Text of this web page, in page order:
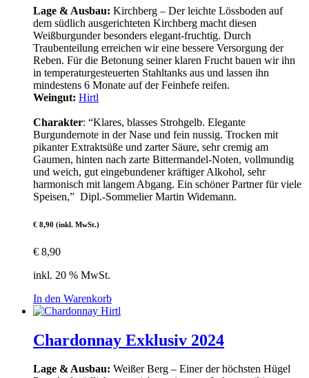
Lage & Ausbau: Kirchberg – Der leichte Lössboden auf
dem südlich ausgerichteten Kirchberg macht diesen
Weißburgunder besonders elegant-fruchtig. Durch
Traubenteilung erreichen wir eine bessere Versorgung der
Reben. Für die Betonung seiner klaren Frucht bauen wir ihn
in temperaturgesteuerten Stahltanks aus und lassen ihn
mindestens 6 Monate auf der Feinhefe reifen.
Weingut: Hirtl
Charakter: “Klares, blasses Strohgelb. Elegante
Burgundernote in der Nase und fein nussig. Trocken mit
pikanter Extraktsüße und zarter Säure, sehr cremig am
Gaumen, hinten nach zarte Bittermandel-Noten, vollmundig
und weich, gut eingebundener kräftiger Alkohol, sehr
harmonisch mit langem Abgang. Ein schöner Partner für viele
Speisen,” Dipl.-Sommelier Martin Widemann.
€ 8,90 (inkl. MwSt.)
€ 8,90
inkl. 20 % MwSt.
In den Warenkorb
Chardonnay Exklusiv 2024
Lage & Ausbau: Weißer Berg – Einer der höchsten Hügel